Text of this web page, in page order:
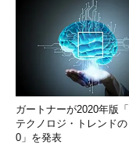
ガートナーが2020年版
テクノロジ・トレンド
0」を発表